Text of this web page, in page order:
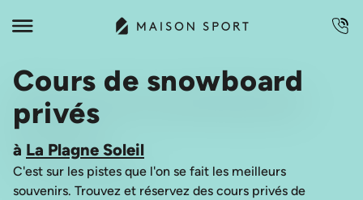
Cours de snowboard
privés
à La Plagne Soleil
C'est sur les pistes que l'on se fait les meilleurs
souvenirs. Trouvez et réservez des cours privés de